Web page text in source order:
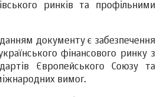
ринків та профільними
документу є забезпечення
фінансового ринку з
Європейського Союзу та
вимог.